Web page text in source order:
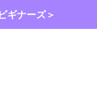
ギナーズ＞